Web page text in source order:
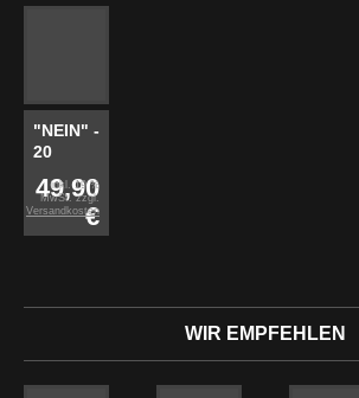
"NEIN" -
20
Re-
Mastered
Vinyl
49,90
€
inkl. 19 %
MwSt. zzgl.
Versandkosten
WIR EMPFEHLEN